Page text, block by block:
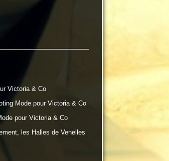
Victoria & Co
Mode pour Victoria & Co
pour Victoria & Co
les Halles de Venelles